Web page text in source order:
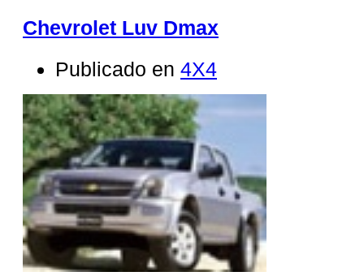
Chevrolet Luv Dmax
Publicado en 4X4